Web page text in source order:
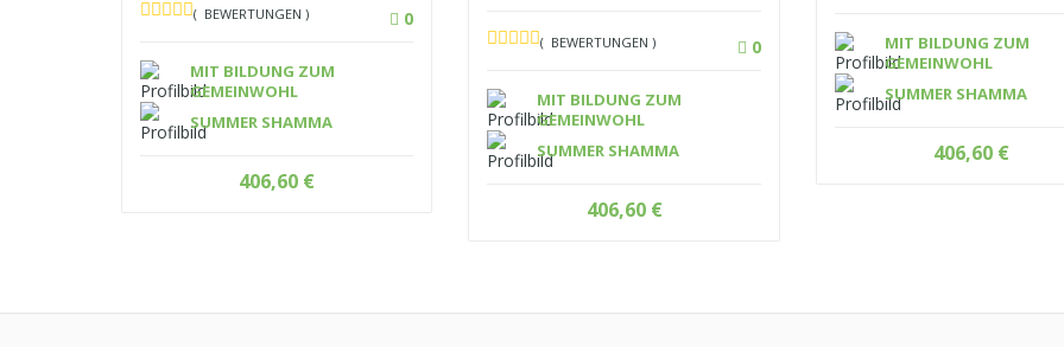
( BEWERTUNGEN ) 0
MIT BILDUNG ZUM
GEMEINWOHL
SUMMER SHAMMA
406,60 €
( BEWERTUNGEN ) 0
MIT BILDUNG ZUM
GEMEINWOHL
SUMMER SHAMMA
406,60 €
MIT BILDUNG ZUM
GEMEINWOHL
SUMMER SHAMMA
406,60 €